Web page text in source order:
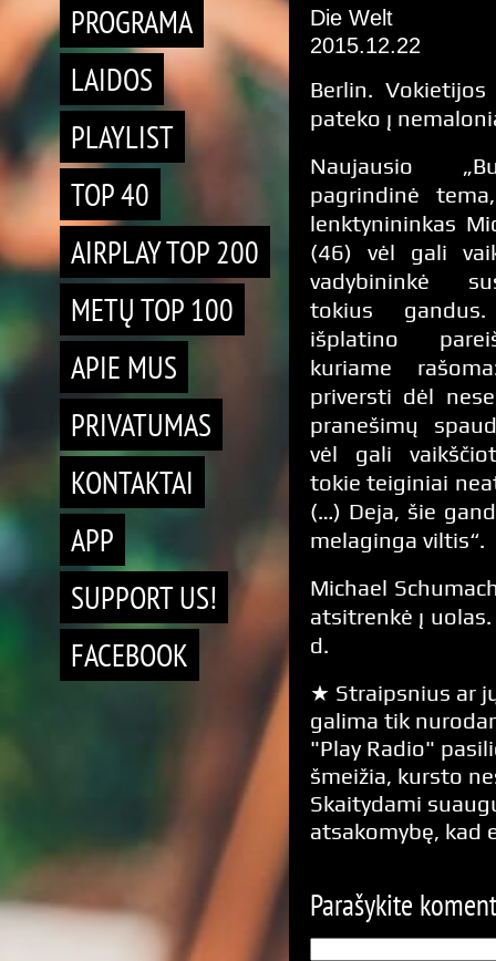
PROGRAMA
LAIDOS
PLAYLIST
TOP 40
AIRPLAY TOP 200
METŲ TOP 100
APIE MUS
PRIVATUMAS
KONTAKTAI
APP
SUPPORT US!
FACEBOOK
Die Welt
2015.12.22
Berlin. Vokietijos
pateko į
Naujausio
pagrindinė
lenktynininkas
(46) vėl gali
vadybininkė
tokius
išplatino
kuriame
priversti dėl
pranešimų
vėl gali
tokie teiginiai
(…) Deja, šie
melaginga viltis“.
Michael
atsitrenkė į
d.
★ Straipsnius ar
galima tik
"Play Radio"
šmeižia, kursto
Skaitydami
atsakomybę, kad
Parašykite